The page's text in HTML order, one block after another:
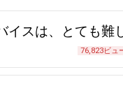
イスは、とても難
76,823ビュ